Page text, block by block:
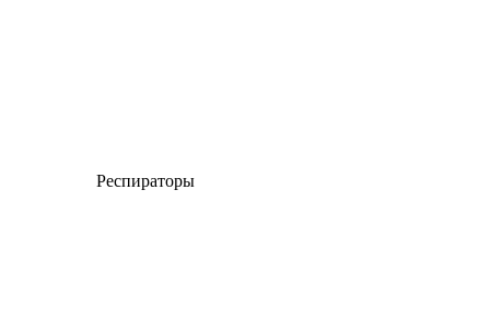
Респираторы